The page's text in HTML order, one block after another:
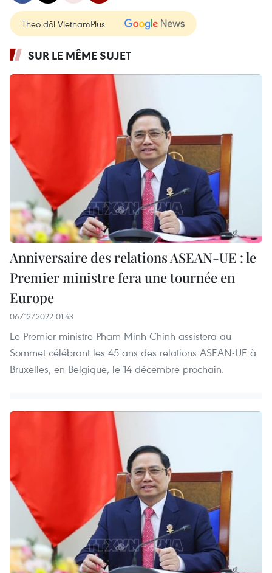
Theo dõi VietnamPlus
SUR LE MÊME SUJET
Anniversaire des relations ASEAN-UE : le
Premier ministre fera une tournée en
Europe
06/12/2022 01:43
Le Premier ministre Pham Minh Chinh assistera au
Sommet célébrant les 45 ans des relations ASEAN-UE à
Bruxelles, en Belgique, le 14 décembre prochain.